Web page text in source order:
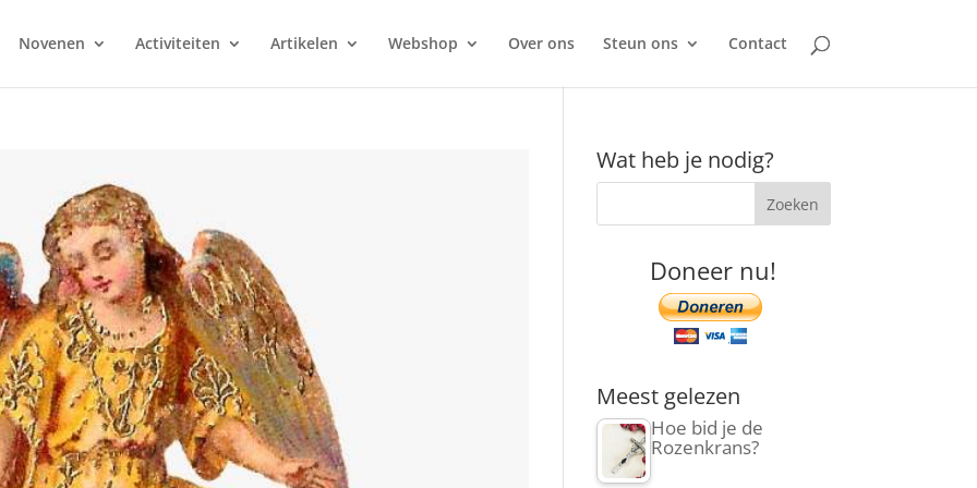
Novenen Activiteiten Artikelen Webshop Over ons Steun ons Contact
Wat heb je nodig?
Doneer nu!
Meest gelezen
Hoe bid je de
Rozenkrans?